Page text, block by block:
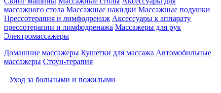
массажного стола Массажные накидки Массажные подушки
Прессотерапия и лимфодренаж Аксессуары к аппарату
прессотерапии и лимфодренажа Массажеры для рук
Электромассажеры
Домашние массажеры Кушетки для массажа Автомобильные
массажеры Стоун-терапия
Уход за больными и пожилыми